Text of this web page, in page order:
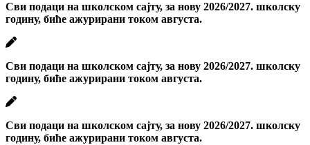
Сви подаци на школском сајту, за нову 2026/2027. школску
годину, биће ажурирани током августа.
Сви подаци на школском сајту, за нову 2026/2027. школску
годину, биће ажурирани током августа.
Сви подаци на школском сајту, за нову 2026/2027. школску
годину, биће ажурирани током августа.